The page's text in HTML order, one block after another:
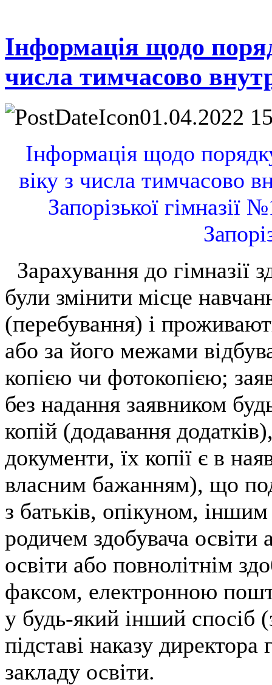
Інформація щодо
числа тимчасово
01.04.2022
Інформація щодо
віку з числа тимчасово
Запорізької гімназії
Зарахування до гімназії
були змінити місце
(перебування) і
або за його межами
копією чи фотокопією;
без надання заявником
копій (додавання
документи, їх копії є в
власним бажанням), що
з батьків, опікуном,
родичем здобувача освіти
освіти або повнолітнім
факсом, електронною
у будь-який інший спосіб
підставі наказу
закладу освіти.